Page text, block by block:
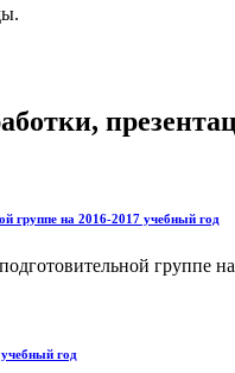
группе на 2016-2017 учебный год
группе
год